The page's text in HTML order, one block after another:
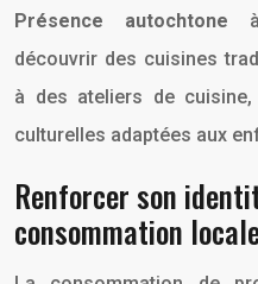
Présence autochtone à
découvrir des cuisines
à des ateliers de
culturelles adaptées aux
Renforcer son
consommation